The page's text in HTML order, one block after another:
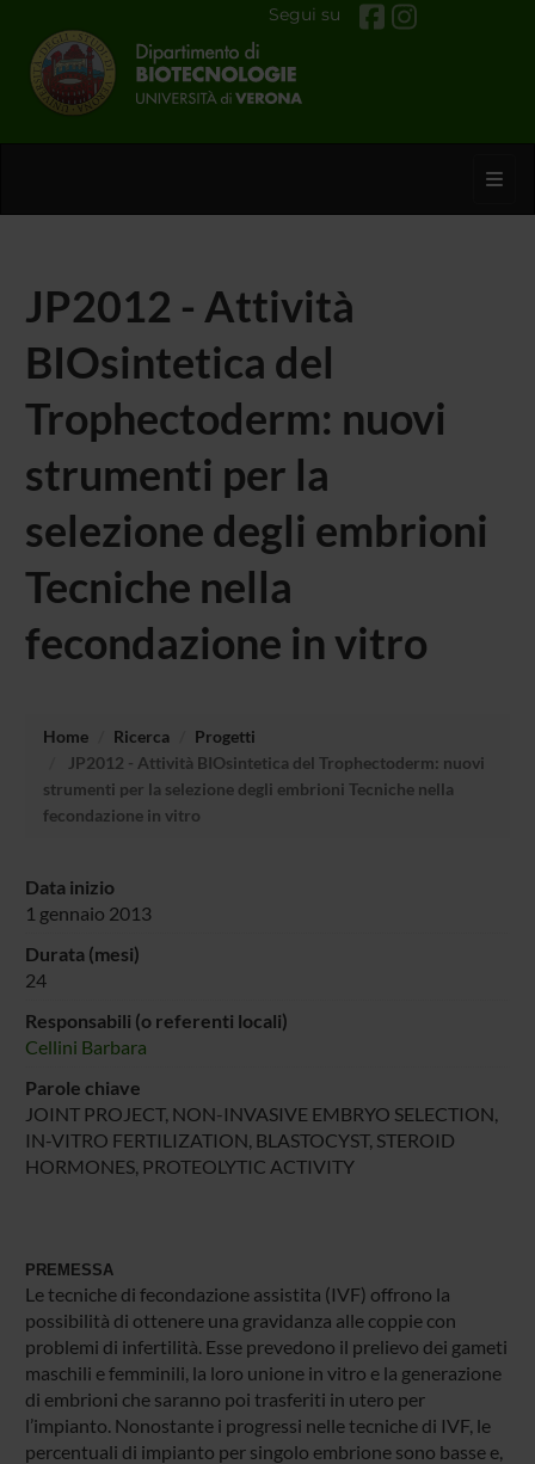
Segui su
JP2012 - Attività
BIOsintetica del
Trophectoderm: nuovi
strumenti per la
selezione degli embrioni
Tecniche nella
fecondazione in vitro
Home Ricerca
Progetti
JP2012 - Attività BIOsintetica del Trophectoderm: nuovi
strumenti per la selezione degli embrioni Tecniche nella
fecondazione in vitro
Data inizio
1 gennaio 2013
Durata (mesi)
24
Responsabili (o referenti locali)
Cellini Barbara
Parole chiave
JOINT PROJECT, NON-INVASIVE EMBRYO SELECTION,
IN-VITRO FERTILIZATION, BLASTOCYST, STEROID
HORMONES, PROTEOLYTIC ACTIVITY
PREMESSA
Le tecniche di fecondazione assistita (IVF) offrono la
possibilità di ottenere una gravidanza alle coppie con
problemi di infertilità. Esse prevedono il prelievo dei gameti
maschili e femminili, la loro unione in vitro e la generazione
di embrioni che saranno poi trasferiti in utero per
l’impianto. Nonostante i progressi nelle tecniche di IVF, le
percentuali di impianto per singolo embrione sono basse e,